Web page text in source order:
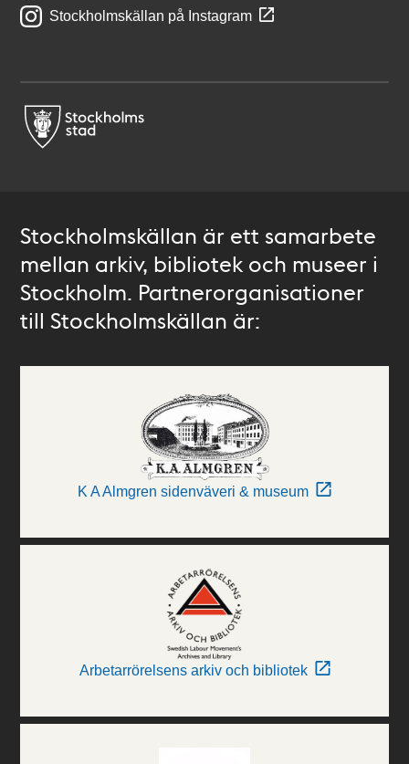
Stockholmskällan på Instagram
Stockholmskällan är ett samarbete
mellan arkiv, bibliotek och museer i
Stockholm. Partnerorganisationer
till Stockholmskällan är:
K A Almgren sidenväveri & museum
Arbetarrörelsens arkiv och bibliotek